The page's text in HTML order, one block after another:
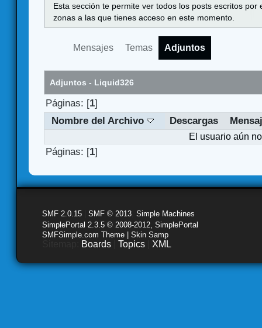
Esta sección te permite ver todos los posts escritos
zonas a las que tienes acceso en este momento.
Mensajes Temas Adjuntos
Adjuntos - Liquid326
Páginas: [1]
Nombre del Archivo
Descargas
El usuario aún
Páginas: [1]
SMF 2.0.15 SMF © 2013 Simple Machines
SimplePortal 2.3.5 © 2008-2012, SimplePortal
SMFSimple.com Theme | Skin Samp
Boards Topics XML